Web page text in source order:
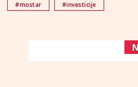
#mostar
#investicije